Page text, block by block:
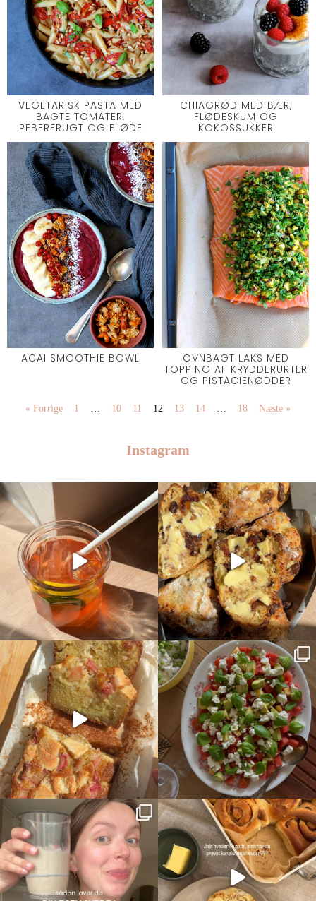
VEGETARISK PASTA MED
BAGTE TOMATER,
PEBERFRUGT OG FLØDE
CHIAGRØD MED BÆR,
FLØDESKUM OG
KOKOSSUKKER
ACAI SMOOTHIE BOWL
OVNBAGT LAKS MED
TOPPING AF KRYDDERURTER
OG PISTACIENØDDER
« Forrige 1 10 11 12 13 14 18 Næste »
Instagram